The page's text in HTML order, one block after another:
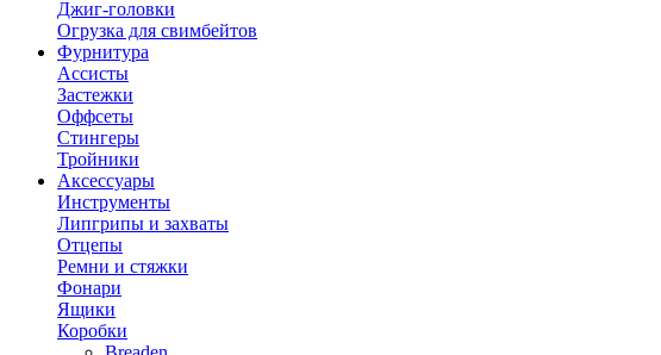
Джиг-головки
Огрузка для свимбейтов
Фурнитура
Ассисты
Застежки
Оффсеты
Стингеры
Тройники
Аксессуары
Инструменты
Липгрипы и захваты
Отцепы
Ремни и стяжки
Фонари
Ящики
Коробки